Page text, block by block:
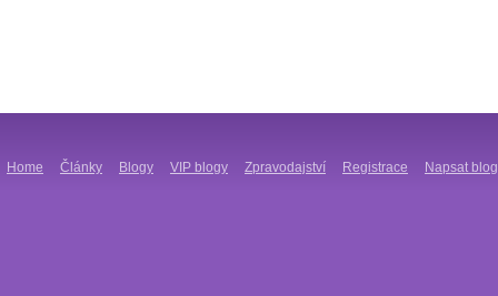
Home Články Blogy VIP blogy Zpravodajství Registrace Napsat blog